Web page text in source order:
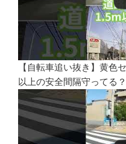
【自転車追い抜き】黄色
以上の安全間隔守ってる